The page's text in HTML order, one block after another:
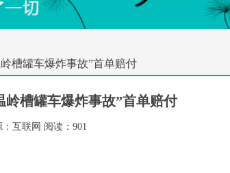
槽罐车爆炸事故”首单赔付
槽罐车爆炸事故”首单赔付
：互联网 阅读：901